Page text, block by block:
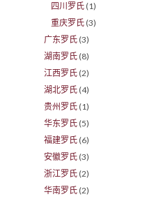
四川罗氏 (1)
重庆罗氏 (3)
广东罗氏 (3)
湖南罗氏 (8)
江西罗氏 (2)
湖北罗氏 (4)
贵州罗氏 (1)
华东罗氏 (5)
福建罗氏 (6)
安徽罗氏 (3)
浙江罗氏 (2)
华南罗氏 (2)